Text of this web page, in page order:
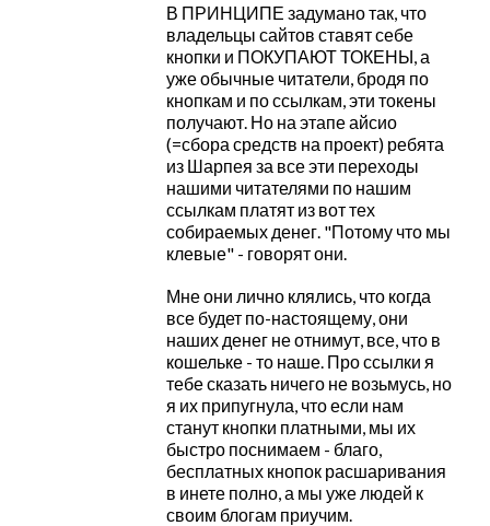
В ПРИНЦИПЕ задумано так, что
владельцы сайтов ставят себе
кнопки и ПОКУПАЮТ ТОКЕНЫ, а
уже обычные читатели, бродя по
кнопкам и по ссылкам, эти токены
получают. Но на этапе айсио
(=сбора средств на проект) ребята
из Шарпея за все эти переходы
нашими читателями по нашим
ссылкам платят из вот тех
собираемых денег. "Потому что мы
клевые" - говорят они.
Мне они лично клялись, что когда
все будет по-настоящему, они
наших денег не отнимут, все, что в
кошельке - то наше. Про ссылки я
тебе сказать ничего не возьмусь, но
я их припугнула, что если нам
станут кнопки платными, мы их
быстро поснимаем - благо,
бесплатных кнопок расшаривания
в инете полно, а мы уже людей к
своим блогам приучим.